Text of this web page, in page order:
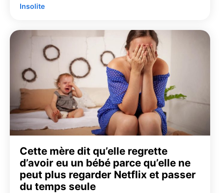
Insolite
Cette mère dit qu’elle regrette
d’avoir eu un bébé parce qu’elle ne
peut plus regarder Netflix et passer
du temps seule